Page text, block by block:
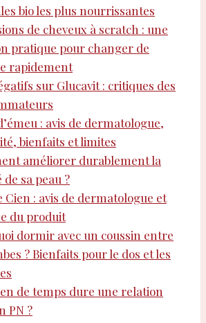
bio les plus nourrissantes
de cheveux à scratch : une
pratique pour changer de
rapidement
sur Glucavit : critiques des
: avis de dermatologue,
bienfaits et limites
améliorer durablement la
sa peau ?
Cien : avis de dermatologue et
du produit
dormir avec un coussin entre
? Bienfaits pour le dos et les
de temps dure une relation
PN ?